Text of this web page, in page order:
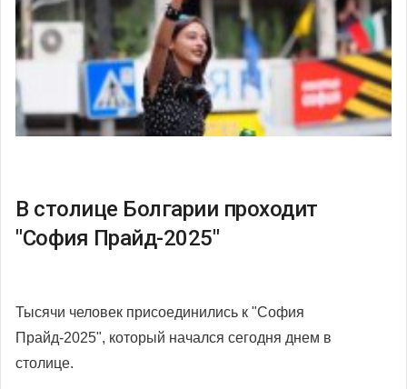
В столице Болгарии проходит
"София Прайд-2025"
Тысячи человек присоединились к "София
Прайд-2025", который начался сегодня днем в
столице.